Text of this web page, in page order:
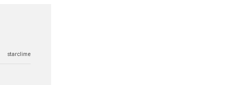
starclime